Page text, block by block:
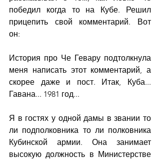
победил когда то на Кубе. Решил
прицепить свой комментарий. Вот
он:
История про Че Гевару подтолкнула
меня написать этот комментарий, а
скорее даже и пост. Итак, Куба...
Гавана... 1981 год...
Я в гостях у одной дамы в звании то
ли подполковника то ли полковника
Кубинской армии. Она занимает
высокую должность в Министерстве